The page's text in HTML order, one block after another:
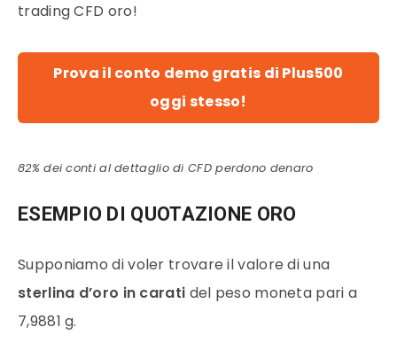
trading CFD oro!
Prova il conto demo gratis di Plus500
oggi stesso!
82% dei conti al dettaglio di CFD perdono denaro
ESEMPIO DI QUOTAZIONE ORO
Supponiamo di voler trovare ilvalore di una
sterlina d’oro in carati del peso moneta pari a
7,9881 g.